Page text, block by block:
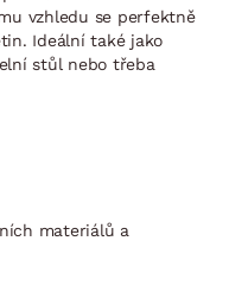
vzhledu se perfektně
Ideální také jako
stůl nebo třeba
materiálů a